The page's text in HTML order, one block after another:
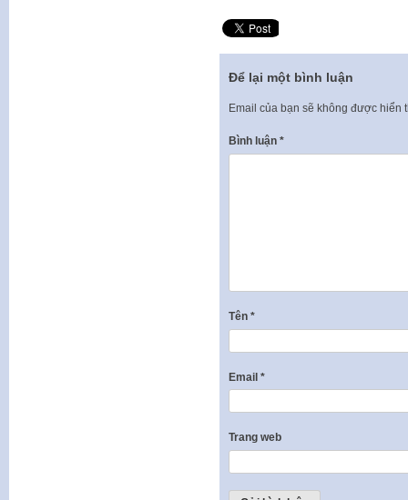
Để lại một bình luận
Email của bạn sẽ không được hiển
Bình luận *
Tên *
Email *
Trang web